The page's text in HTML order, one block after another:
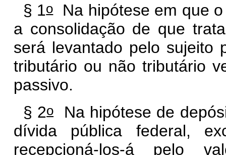
§ 1oNa hipótese em que o
a consolidação de que
será levantado pelo sujeito
tributário ou não tributário
passivo.
§ 2oNa hipótese de
dívida pública federal,
recepcioná-los-á pelo